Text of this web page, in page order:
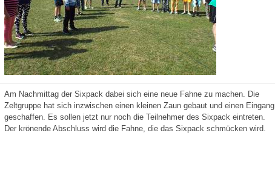
Am Nachmittag der Sixpack dabei sich eine neue Fahne zu machen. Die
Zeltgruppe hat sich inzwischen einen kleinen Zaun gebaut und einen Eingang
geschaffen. Es sollen jetzt nur noch die Teilnehmer des Sixpack eintreten.
Der krönende Abschluss wird die Fahne, die das Sixpack schmücken wird.